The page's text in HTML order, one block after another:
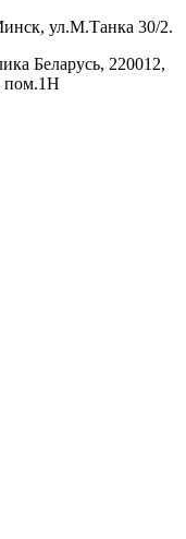
ул.М.Танка 30/2.
Беларусь, 220012,
пом.1Н